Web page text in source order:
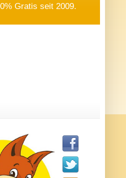
Gratis seit 2009.